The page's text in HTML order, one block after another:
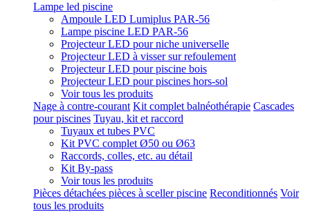
Lampe led piscine
Ampoule LED Lumiplus PAR-56
Lampe piscine LED PAR-56
Projecteur LED pour niche universelle
Projecteur LED à visser sur refoulement
Projecteur LED pour piscine bois
Projecteur LED pour piscines hors-sol
Voir tous les produits
Nage à contre-courant Kit complet balnéothérapie Cascades
pour piscines Tuyau, kit et raccord
Tuyaux et tubes PVC
Kit PVC complet Ø50 ou Ø63
Raccords, colles, etc. au détail
Kit By-pass
Voir tous les produits
Pièces détachées pièces à sceller piscine Reconditionnés Voir
tous les produits